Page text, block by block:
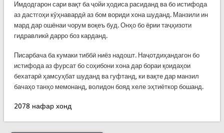
Имдодгарон сари вақт ба ҷойи ҳодиса расиданд ва бо истифода
аз дастгоҳи кӯҳнавардӣ аз бом вориди хона шуданд. Манзили ин
мард дар ошёнаи чорум воқеъ буд. Онҳо бо ёрии таҷҳизоти
гидравликӣ дарро боз карданд.
Писарбача ба кумаки тиббӣ ниёз надошт. Наҷотдиҳандагон бо
истифода аз фурсат бо соҳибони хона дар бораи қоидаҳои
бехатарӣ ҳамсуҳбат шуданд ва гуфтанд, ки вақте дар манзил
бачаҳо танҳо мемонанд, волидон бояд хеле эҳтиёткор бошанд.
2078 нафар хонд